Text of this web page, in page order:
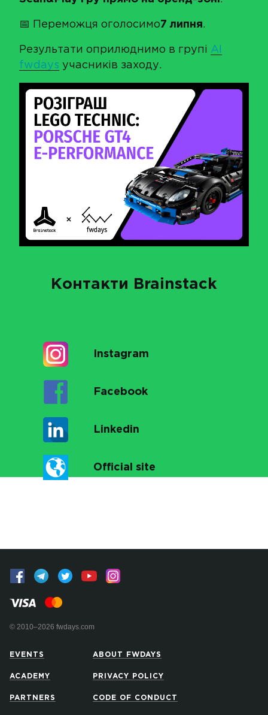
📅 Переможця оголосимо7 липня.
Результати оприлюднимо в групі AI
fwdays учасників заходу.
Контакти Brainstack
Instagram
Facebook
Linkedin
Official site
© 2010–2026 fwdays.com
EVENTS
ACADEMY
PARTNERS
ABOUT FWDAYS
PRIVACY POLICY
CODE OF CONDUCT